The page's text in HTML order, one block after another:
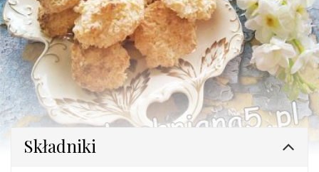
Składniki